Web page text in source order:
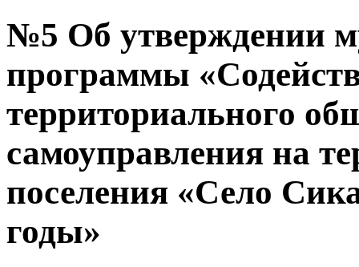
№5 Об утверждении
программы
территориального
самоуправления на
поселения «Село
годы»